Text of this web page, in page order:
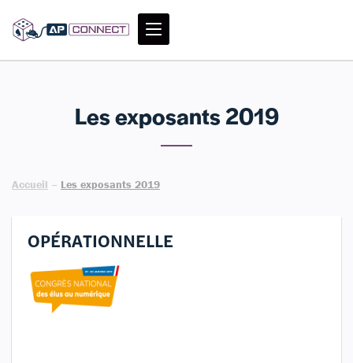
Les exposants 2019
Accueil – Les exposants 2019
OPÉRATIONNELLE